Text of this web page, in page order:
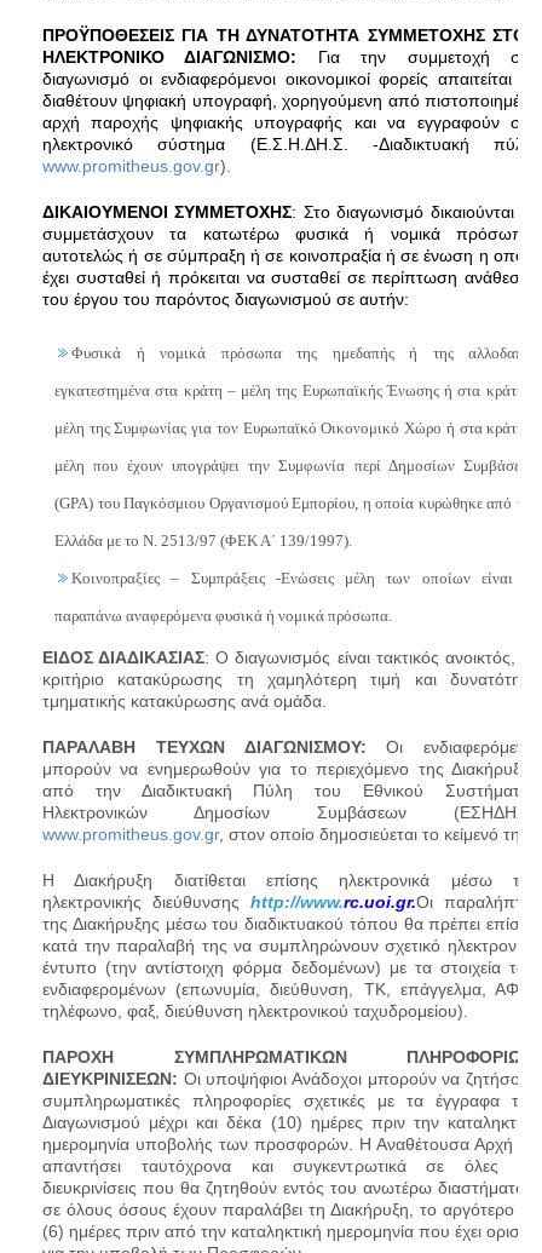
ΠΡΟΫΠΟΘΕΣΕΙΣ ΓΙΑ ΤΗ ΔΥΝΑΤΟΤΗΤΑ ΣΥΜΜΕΤΟΧΗΣ ΣΤΟΝ
ΗΛΕΚΤΡΟΝΙΚΟ ΔΙΑΓΩΝΙΣΜΟ: Για την συμμετοχή στο
διαγωνισμό οι ενδιαφερόμενοι οικονομικοί φορείς απαιτείται να
διαθέτουν ψηφιακή υπογραφή, χορηγούμενη από πιστοποιημένη
αρχή παροχής ψηφιακής υπογραφής και να εγγραφούν στο
ηλεκτρονικό σύστημα (Ε.Σ.Η.ΔΗ.Σ. -Διαδικτυακή πύλη:
www.promitheus.gov.gr).
ΔΙΚΑΙΟΥΜΕΝΟΙ ΣΥΜΜΕΤΟΧΗΣ: Στο διαγωνισμό δικαιούνται να
συμμετάσχουν τα κατωτέρω φυσικά ή νομικά πρόσωπα,
αυτοτελώς ή σε σύμπραξη ή σε κοινοπραξία ή σε ένωση η οποία
έχει συσταθεί ή πρόκειται να συσταθεί σε περίπτωση ανάθεσης
του έργου του παρόντος διαγωνισμού σε αυτήν:
Φυσικά ή νομικά πρόσωπα της ημεδαπής ή της αλλοδαπής
εγκατεστημένα στα κράτη – μέλη της Ευρωπαϊκής Ένωσης ή στα κράτη –
μέλη της Συμφωνίας για τον Ευρωπαϊκό Οικονομικό Χώρο ή στα κράτη –
μέλη που έχουν υπογράψει την Συμφωνία περί Δημοσίων Συμβάσεων
(GPA) του Παγκόσμιου Οργανισμού Εμπορίου, η οποία κυρώθηκε από την
Ελλάδα με το Ν. 2513/97 (ΦΕΚ Α΄ 139/1997).
Κοινοπραξίες – Συμπράξεις -Ενώσεις μέλη των οποίων είναι τα
παραπάνω αναφερόμενα φυσικά ή νομικά πρόσωπα.
ΕΙΔΟΣ ΔΙΑΔΙΚΑΣΙΑΣ: Ο διαγωνισμός είναι τακτικός ανοικτός, με
κριτήριο κατακύρωσης τη χαμηλότερη τιμή και δυνατότητα
τμηματικής κατακύρωσης ανά ομάδα.
ΠΑΡΑΛΑΒΗ ΤΕΥΧΩΝ ΔΙΑΓΩΝΙΣΜΟΥ:Οι ενδιαφερόμενοι
μπορούν να ενημερωθούν για το περιεχόμενο της Διακήρυξης
από την Διαδικτυακή Πύλη του Εθνικού Συστήματος
Ηλεκτρονικών Δημοσίων Συμβάσεων (ΕΣΗΔΗΣ),
www.promitheus.gov.gr, στον οποίο δημοσιεύεται το κείμενό της.
Η Διακήρυξη διατίθεται επίσης ηλεκτρονικά μέσω της
ηλεκτρονικής διεύθυνσης http://www.rc.uoi.gr.Οι παραλήπτες
της Διακήρυξης μέσω του διαδικτυακού τόπου θα πρέπει επίσης
κατά την παραλαβή της να συμπληρώνουν σχετικό ηλεκτρονικό
έντυπο (την αντίστοιχη φόρμα δεδομένων) με τα στοιχεία των
ενδιαφερομένων (επωνυμία, διεύθυνση, ΤΚ, επάγγελμα, ΑΦΜ,
τηλέφωνο, φαξ, διεύθυνση ηλεκτρονικού ταχυδρομείου).
ΠΑΡΟΧΗ ΣΥΜΠΛΗΡΩΜΑΤΙΚΩΝ ΠΛΗΡΟΦΟΡΙΩΝ/
ΔΙΕΥΚΡΙΝΙΣΕΩΝ: Οι υποψήφιοι Ανάδοχοι μπορούν να ζητήσουν
συμπληρωματικές πληροφορίες σχετικές με τα έγγραφα του
Διαγωνισμού μέχρι και δέκα (10) ημέρες πριν την καταληκτική
ημερομηνία υποβολής των προσφορών. Η Αναθέτουσα Αρχή θα
απαντήσει ταυτόχρονα και συγκεντρωτικά σε όλες τις
διευκρινίσεις που θα ζητηθούν εντός του ανωτέρω διαστήματος,
σε όλους όσους έχουν παραλάβει τη Διακήρυξη, το αργότερο έξι
(6) ημέρες πριν από την καταληκτική ημερομηνία που έχει οριστεί